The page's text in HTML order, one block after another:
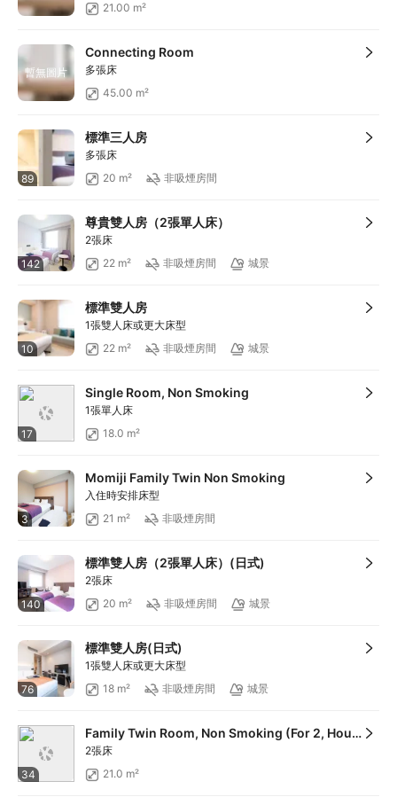
21.00 m²
暫無圖片
Connecting Room
多張床
45.00 m²
89
標準三人房
多張床
20 m²
非吸煙房間
142
尊貴雙人房（2張單人床）
2張床
22 m²
非吸煙房間 城景
10
標準雙人房
1張雙人床或更大床型
22 m²
非吸煙房間 城景
17
Single Room, Non Smoking
1張單人床
18.0 m²
3
Momiji Family Twin Non Smoking
入住時安排床型
21 m²
非吸煙房間
140
標準雙人房（2張單人床）(日式)
2張床
20 m²
非吸煙房間 城景
76
標準雙人房(日式)
1張雙人床或更大床型
18 m²
非吸煙房間 城景
34
Family Twin Room, Non Smoking (For 2, Housekeep once every 3 days)
2張床
21.0 m²